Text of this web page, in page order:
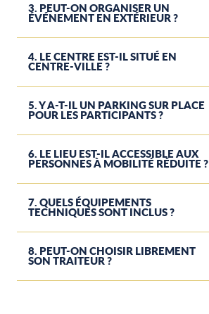
3. PEUT-ON ORGANISER UN
ÉVÉNEMENT EN EXTÉRIEUR ?
4. LE CENTRE EST-IL SITUÉ EN
CENTRE-VILLE ?
5. Y A-T-IL UN PARKING SUR PLACE
POUR LES PARTICIPANTS ?
6. LE LIEU EST-IL ACCESSIBLE AUX
PERSONNES À MOBILITÉ RÉDUITE ?
7. QUELS ÉQUIPEMENTS
TECHNIQUES SONT INCLUS ?
8. PEUT-ON CHOISIR LIBREMENT
SON TRAITEUR ?